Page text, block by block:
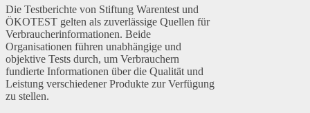
Die Testberichte von Stiftung Warentest und
ÖKOTEST gelten als zuverlässige Quellen für
Verbraucherinformationen. Beide
Organisationen führen unabhängige und
objektive Tests durch, um Verbrauchern
fundierte Informationen über die Qualität und
Leistung verschiedener Produkte zur Verfügung
zu stellen.